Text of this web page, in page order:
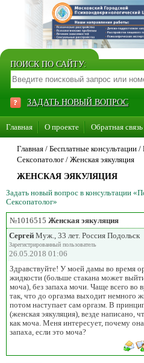
ПОИСК ПО САЙТУ:
ЗАДАТЬ НОВЫЙ ВОПРОС
Главная О проекте Обратная связь
Стать консультантом нашего сайта
Главная / Бесплатные консультации /
Сексопатолог / Женская эякуляция
ЖЕНСКАЯ ЭЯКУЛЯЦИЯ
Задать новый вопрос в консультации
Сексопатолог»
№1016515 Женская эякуляция
Сергей Муж., 33 лет. Россия Подольск
Зарегистрированный пользователь
26.05.2018 01:06
Здравствуйте! У моей дамы во время
жидкости (больше стакана может
моча), без запаха мочи. Чаще всего во
так, что до оргазма выходит немного
потом наступает сам оргазм. В
(женская эякуляция), везде написано,
как моча. Меня интересует, почему
запаха, если это моча?